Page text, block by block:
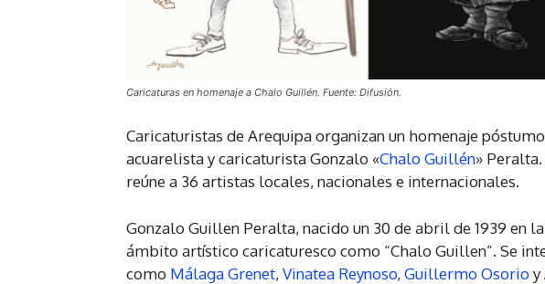
Caricaturas en homenaje a Chalo Guillén. Fuente: Difusión.
Caricaturistas de Arequipa organizan un homenaje
acuarelista y caricaturista Gonzalo «Chalo Guillén»
reúne a 36 artistas locales, nacionales e internacionales.
Gonzalo Guillen Peralta, nacido un 30 de abril de 1939 en
ámbito artístico caricaturesco como “Chalo Guillen”. Se
como Málaga Grenet, Vinatea Reynoso, Guillermo Osorioy